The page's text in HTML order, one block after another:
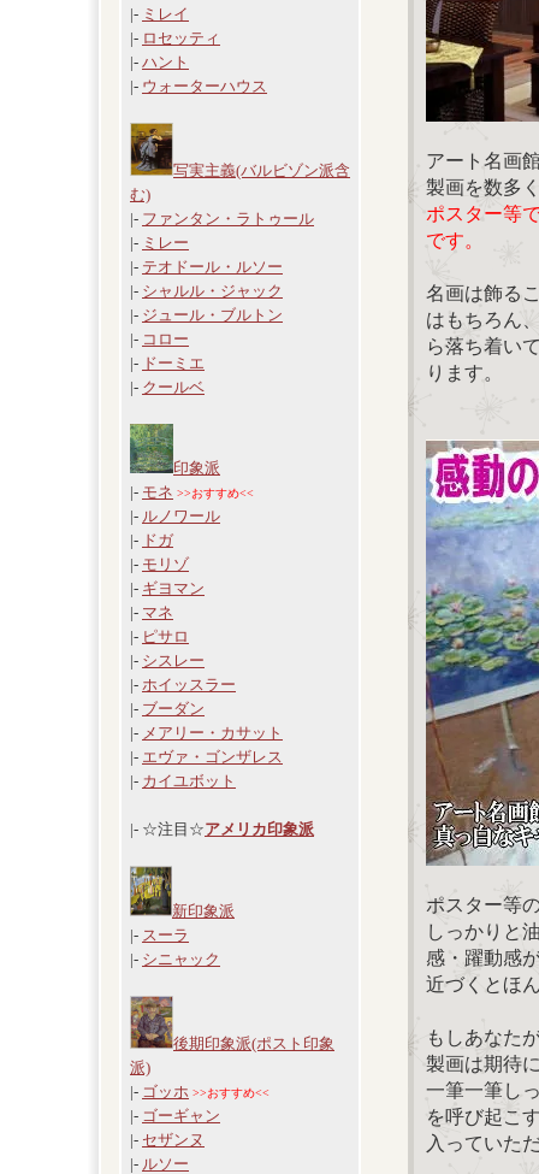
|- ミレイ
|- ロセッティ
|- ハント
|- ウォーターハウス
写実主義(バルビゾン派含
む)
|- ファンタン・ラトゥール
|- ミレー
|- テオドール・ルソー
|- シャルル・ジャック
|- ジュール・ブルトン
|- コロー
|- ドーミエ
|- クールベ
印象派
|- モネ >>おすすめ<<
|- ルノワール
|- ドガ
|- モリゾ
|- ギヨマン
|- マネ
|- ピサロ
|- シスレー
|- ホイッスラー
|- ブーダン
|- メアリー・カサット
|- エヴァ・ゴンザレス
|- カイユボット
|- ☆注目☆アメリカ印象派
新印象派
|- スーラ
|- シニャック
後期印象派(ポスト印象
派)
|- ゴッホ >>おすすめ<<
|- ゴーギャン
|- セザンヌ
|- ルソー
アート名画
製画を数多
ポスター等
です。
名画は飾る
はもちろん
ら落ち着い
ります。
ポスター等
しっかりと
感・躍動感
近づくとほ
もしあなた
製画は期待
一筆一筆し
を呼び起こ
入っていた